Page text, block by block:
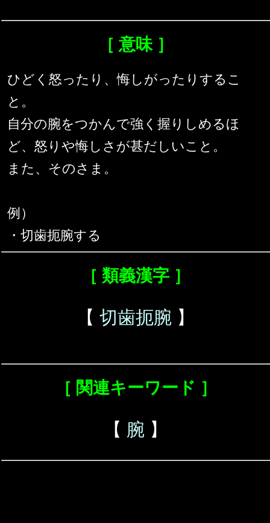
［ 意味 ］
ひどく怒ったり、悔しがったりするこ
と。
自分の腕をつかんで強く握りしめるほ
ど、怒りや悔しさが甚だしいこと。
また、そのさま。
例）
・切歯扼腕する
［ 類義漢字 ］
【 切歯扼腕 】
［ 関連キーワード ］
【 腕 】